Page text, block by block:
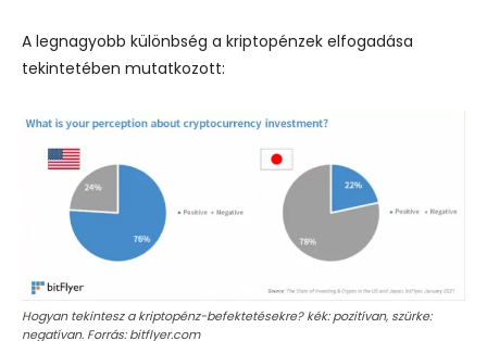
A legnagyobb különbség a kriptopénzek elfogadása
tekintetében mutatkozott:
Hogyan tekintesz a kriptopénz-befektetésekre? kék: pozitívan, szürke:
negatívan. Forrás: bitflyer.com